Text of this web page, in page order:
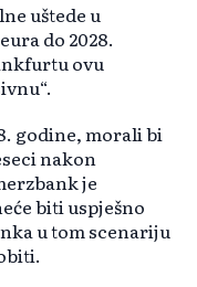
uštede u
do 2028.
ovu
godine, morali bi
nakon
je
biti uspješno
u tom scenariju